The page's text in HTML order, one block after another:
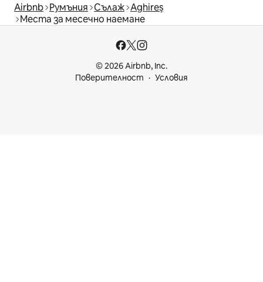
Airbnb Румъния Сълаж Aghireș
Места за месечно наемане
© 2026 Airbnb, Inc.
Поверителност
Условия